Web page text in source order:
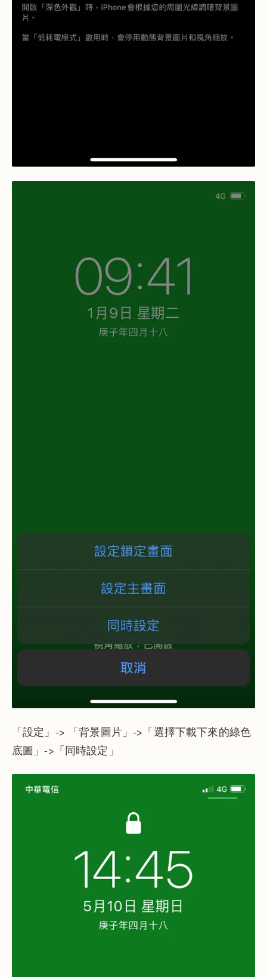
「設定」-> 「背景圖片」->「選擇下載下來的綠色
底圖」->「同時設定」